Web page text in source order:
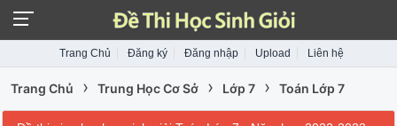
Trang Chủ Đăng ký Đăng nhập Upload Liên hệ
Trang Chủ › Trung Học Cơ Sở › Lớp 7 › Toán Lớp 7